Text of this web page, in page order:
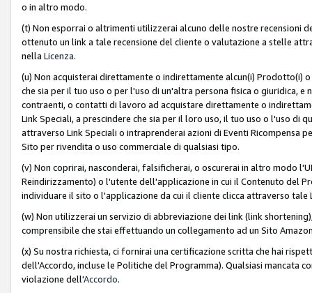
o in altro modo.
(t) Non esporrai o altrimenti utilizzerai alcuno delle nostre recensioni
ottenuto un link a tale recensione del cliente o valutazione a stelle
nella Licenza.
(u) Non acquisterai direttamente o indirettamente alcun(i) Prodotto(i)
che sia per il tuo uso o per l'uso di un'altra persona fisica o giuridica,
contraenti, o contatti di lavoro ad acquistare direttamente o
Link Speciali, a prescindere che sia per il loro uso, il tuo uso o l'uso di
attraverso Link Speciali o intraprenderai azioni di Eventi
Sito per rivendita o uso commerciale di qualsiasi tipo.
(v) Non coprirai, nasconderai, falsificherai, o oscurerai in altro modo
Reindirizzamento) o l'utente dell'applicazione in cui il Contenuto del
individuare il sito o l'applicazione da cui il cliente clicca attraverso tale
(w) Non utilizzerai un servizio di abbreviazione dei link (link
comprensibile che stai effettuando un collegamento ad un Sito
(x) Su nostra richiesta, ci fornirai una certificazione scritta che hai
dell'Accordo, incluse le Politiche del Programma). Qualsiasi mancata
violazione dell'Accordo.